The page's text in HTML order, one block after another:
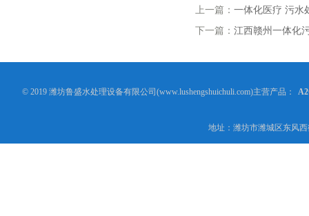
上一篇： 一体化医疗 污水
下一篇： 江西赣州一体化
© 2019 潍坊鲁盛水处理设备有限公司(www.lushengshuichuli.com)主营产品：
地址：潍坊市潍城区东风